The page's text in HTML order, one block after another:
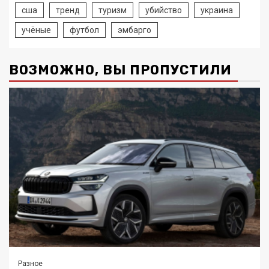
сша тренд туризм убийство украина
учёные футбол эмбарго
ВОЗМОЖНО, ВЫ ПРОПУСТИЛИ
Разное